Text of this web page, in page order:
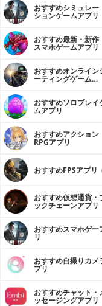
おすすめシミュレー
ションゲームアプリ
おすすめ最新・新作
スマホゲームアプリ
おすすめオンライン
ーティングゲーム
おすすめソロプレイ
ムアプリ
おすすめアクション
RPGアプリ
おすすめFPSアプリ
おすすめ仮想通貨・
ックチェーンアプリ
おすすめスマホゲー
リ
おすすめ自撮りカメ
プリ
おすすめチャット・
ッセージングアプリ